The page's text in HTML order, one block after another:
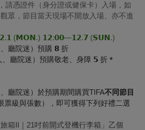
請憑證件（身分證或健保卡）入場，如
眾，節目當天現場不開放入場、亦不進
(𝗠𝗢𝗡.) 𝟭𝟮:𝟬𝟬—𝟭𝟮.𝟳 (𝗦𝗨𝗡.)
廳院迷）預購 𝟴 折
、廳院迷）預購敬老、身障 𝟱 折 ＊
廳院迷）於預購期間購買TIFA不同節目
票級與張數）， 即可獲得下列好禮二選
箱II｜21吋前開式登機行李箱」乙個